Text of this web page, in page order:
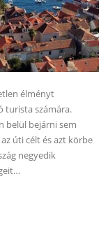
élményt
turista számára.
belül bejárni sem
úti célt és azt körbe
negyedik